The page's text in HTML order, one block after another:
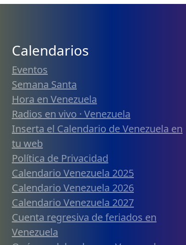
Calendarios
Eventos
Semana Santa
Hora en Venezuela
Radios en vivo · Venezuela
Inserta el Calendario de Venezuela en
tu web
Política de Privacidad
Calendario Venezuela 2025
Calendario Venezuela 2026
Calendario Venezuela 2027
Cuenta regresiva de feriados en
Venezuela